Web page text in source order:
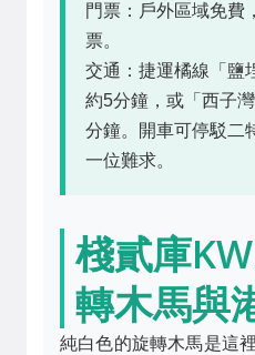
門票：戶外區域免費
票。
交通：捷運橘線「鹽
約5分鐘，或「西子
分鐘。開車可停駁二
一位難求。
棧貳庫
轉木馬與
純白色的旋轉木馬是這